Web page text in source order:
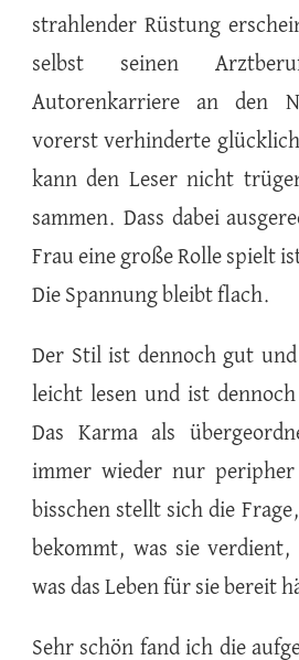
strahlender Rüstung
selbst seinen
Autorenkarriere an den
vorerst verhinderte
kann den Leser nicht
sammen. Dass dabei
Frau eine große Rolle spielt
Die Spannung bleibt flach.
Der Stil ist dennoch gut
leicht lesen und ist
Das Karma als
immer wieder nur
bisschen stellt sich die
bekommt, was sie
was das Leben für sie bereit
Sehr schön fand ich die